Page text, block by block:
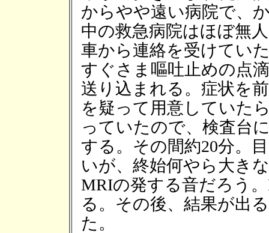
からやや遠い病院で、
中の救急病院はほぼ無
車から連絡を受けてい
すぐさま嘔吐止めの点
送り込まれる。症状を
を疑って用意していた
っていたので、検査台
する。その間約20分。
いが、終始何やら大き
MRIの発する音だろう
る。その後、結果が出
た。